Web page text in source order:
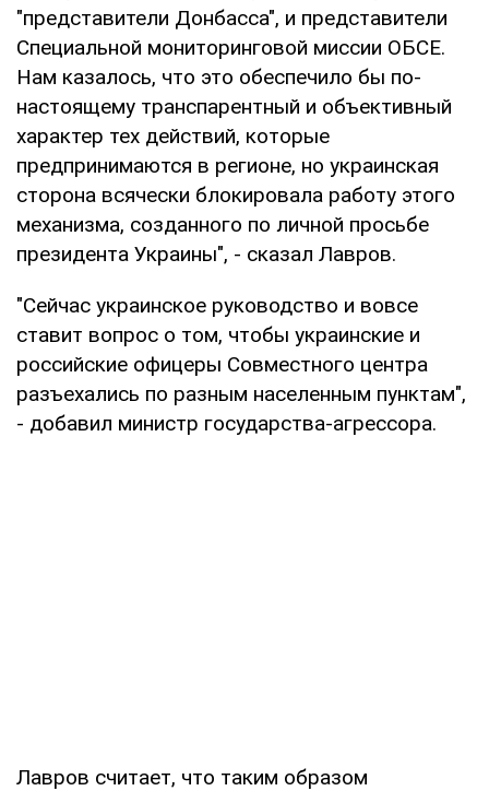
"представители Донбасса", и представители
Специальной мониторинговой миссии ОБСЕ.
Нам казалось, что это обеспечило бы по-
настоящему транспарентный и объективный
характер тех действий, которые
предпринимаются в регионе, но украинская
сторона всячески блокировала работу этого
механизма, созданного по личной просьбе
президента Украины", - сказал Лавров.
"Сейчас украинское руководство и вовсе
ставит вопрос о том, чтобы украинские и
российские офицеры Совместного центра
разъехались по разным населенным пунктам",
- добавил министр государства-агрессора.
Лавров считает, что таким образом